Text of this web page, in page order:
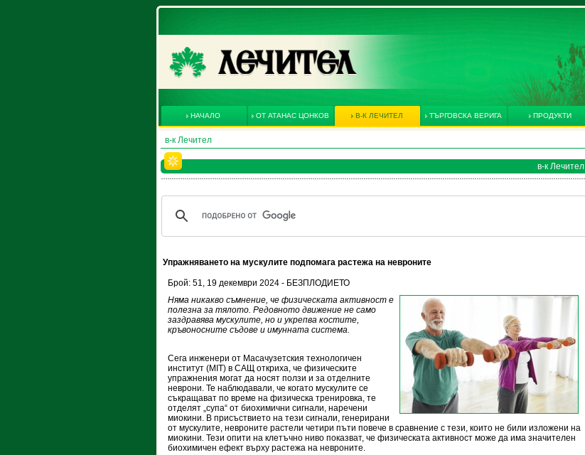
НАЧАЛО ОТ АТАНАС ЦОНКОВ В-К ЛЕЧИТЕЛ ТЪРГОВСКА ВЕРИГА ПРОДУКТИ
в-к Лечител
в-к Лечител
Упражняването на мускулите подпомага растежа на невроните
Брой: 51, 19 декември 2024 - БЕЗПЛОДИЕТО
Няма никакво съмнение, че физическата активност е
полезна за тялото. Редовното движение не само
заздравява мускулите, но и укрепва костите,
кръвоносните съдове и имунната система.
Сега инженери от Масачузетския технологичен
институт (MIT) в САЩ откриха, че физическите
упражнения могат да носят ползи и за отделните
неврони. Те наблюдавали, че когато мускулите се
съкращават по време на физическа тренировка, те
отделят „супа“ от биохимични сигнали, наречени
миокини. В присъствието на тези сигнали, генерирани
от мускулите, невроните растели четири пъти повече в сравнение с тези, които не били изложени на
миокини. Тези опити на клетъчно ниво показват, че физическата активност може да има значителен
биохимичен ефект върху растежа на невроните.